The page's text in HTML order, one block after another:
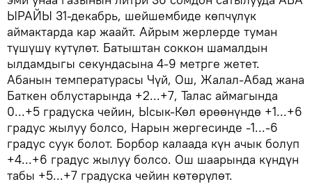
ЫРАЙЫ 31-декабрь, шейшембиде көпчүлүк
аймактарда кар жаайт. Айрым жерлерде туман
түшүшү күтүлөт. Батыштан соккон шамалдын
ылдамдыгы секундасына 4-9 метрге жетет.
Абанын температурасы Чүй, Ош, Жалал-Абад жана
Баткен облустарында +2...+7, Талас аймагында
0...+5 градуска чейин, Ысык-Көл өрөөнүндө +1...+6
градус жылуу болсо, Нарын жергесинде -1...-6
градус суук болот. Борбор калаада күн ачык болуп
+4...+6 градус жылуу болсо. Ош шаарында күндүн
табы +5...+7 градуска чейин көтөрүлөт.